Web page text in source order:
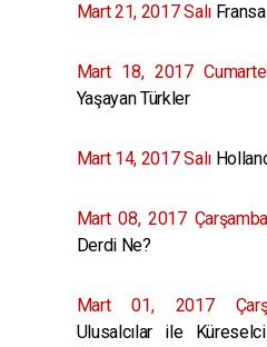
Mart 21, 2017 Salı
Mart 18, 2017
Yaşayan Türkler
Mart 14, 2017 Salı
Mart 08, 2017 Çarşamba
Derdi Ne?
Mart 01, 2017
Ulusalcılar ile